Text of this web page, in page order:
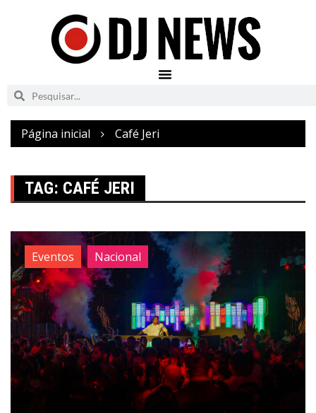
Página inicial Café Jeri
TAG: CAFÉ JERI
Eventos Nacional